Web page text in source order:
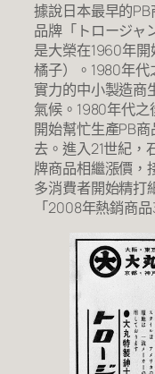
據說日本最早的
品牌「トロージャ
是大榮在1960年
橘子）。1980年
實力的中小製造商
氣候。1980年代
開始幫忙生產PB
去。進入21世紀，
牌商品相繼漲價，
多消費者開始精打
「2008年熱銷商